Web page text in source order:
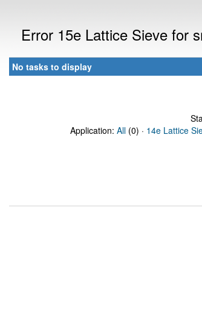
Error 15e Lattice Sieve for
No tasks to display
Application: All (0) · 14e Lattice